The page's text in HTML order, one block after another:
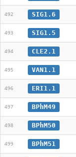
492 SIG1.6
493 SIG1.5
494 CLE2.1
495 VAN1.1
496 ERI1.1
497 BPhM49
498 BPhM50
499 BPhM51